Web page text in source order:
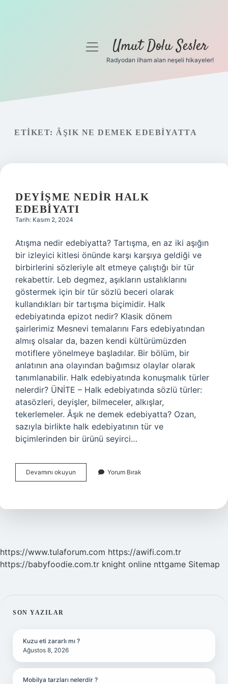
Gizlilik Politikası
menüyüUmut Dolu Sesler
Radyodan ilham alan neşeli hikayeler!
ETIKET: ÂŞIK NE DEMEK EDEBIYATTA
DEYIŞME NEDIR HALK
EDEBIYATI
Tarih: Kasım 2, 2024
Atışma nedir edebiyatta? Tartışma, en az iki aşığın
bir izleyici kitlesi önünde karşı karşıya geldiği ve
birbirlerini sözleriyle alt etmeye çalıştığı bir tür
rekabettir. Leb degmez, aşıkların ustalıklarını
göstermek için bir tür sözlü beceri olarak
kullandıkları bir tartışma biçimidir. Halk
edebiyatında epizot nedir? Klasik dönem
şairlerimiz Mesnevi temalarını Fars edebiyatından
almış olsalar da, bazen kendi kültürümüzden
motiflere yönelmeye başladılar. Bir bölüm, bir
anlatının ana olayından bağımsız olaylar olarak
tanımlanabilir. Halk edebiyatında konuşmalık türler
nelerdir? ÜNİTE – Halk edebiyatında sözlü türler:
atasözleri, deyişler, bilmeceler, alkışlar,
tekerlemeler. Âşık ne demek edebiyatta? Ozan,
sazıyla birlikte halk edebiyatının tür ve
biçimlerinden bir ürünü seyirci…
Devamını okuyun Deyişme
Nedir
Yorum Bırak
https://www.tulaforum.com https://awifi.com.tr
https://babyfoodie.com.tr knight online nttgame Sitemap
SIDEBAR
SON YAZILAR
Kuzu eti zararlı mı ?
Ağustos 8, 2026
Mobilya tarzları nelerdir ?